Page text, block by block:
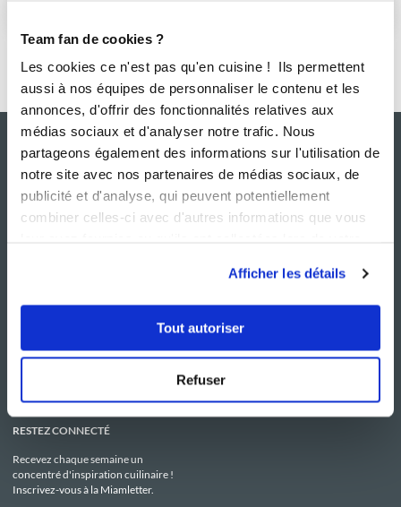
Team fan de cookies ?
Les cookies ce n'est pas qu'en cuisine ! Ils permettent
aussi à nos équipes de personnaliser le contenu et les
annonces, d'offrir des fonctionnalités relatives aux
médias sociaux et d'analyser notre trafic. Nous
partageons également des informations sur l'utilisation de
notre site avec nos partenaires de médias sociaux, de
publicité et d'analyse, qui peuvent potentiellement
combiner celles-ci avec d'autres informations que vous
Afficher les détails
Tout autoriser
Refuser
Le Mag'
Boutique
C.G.U
Politique de confidentialité
Utilisation des Cookies
RESTEZ CONNECTÉ
Recevez chaque semaine un
concentré d'inspiration cuilinaire !
Inscrivez-vous à la Miamletter.